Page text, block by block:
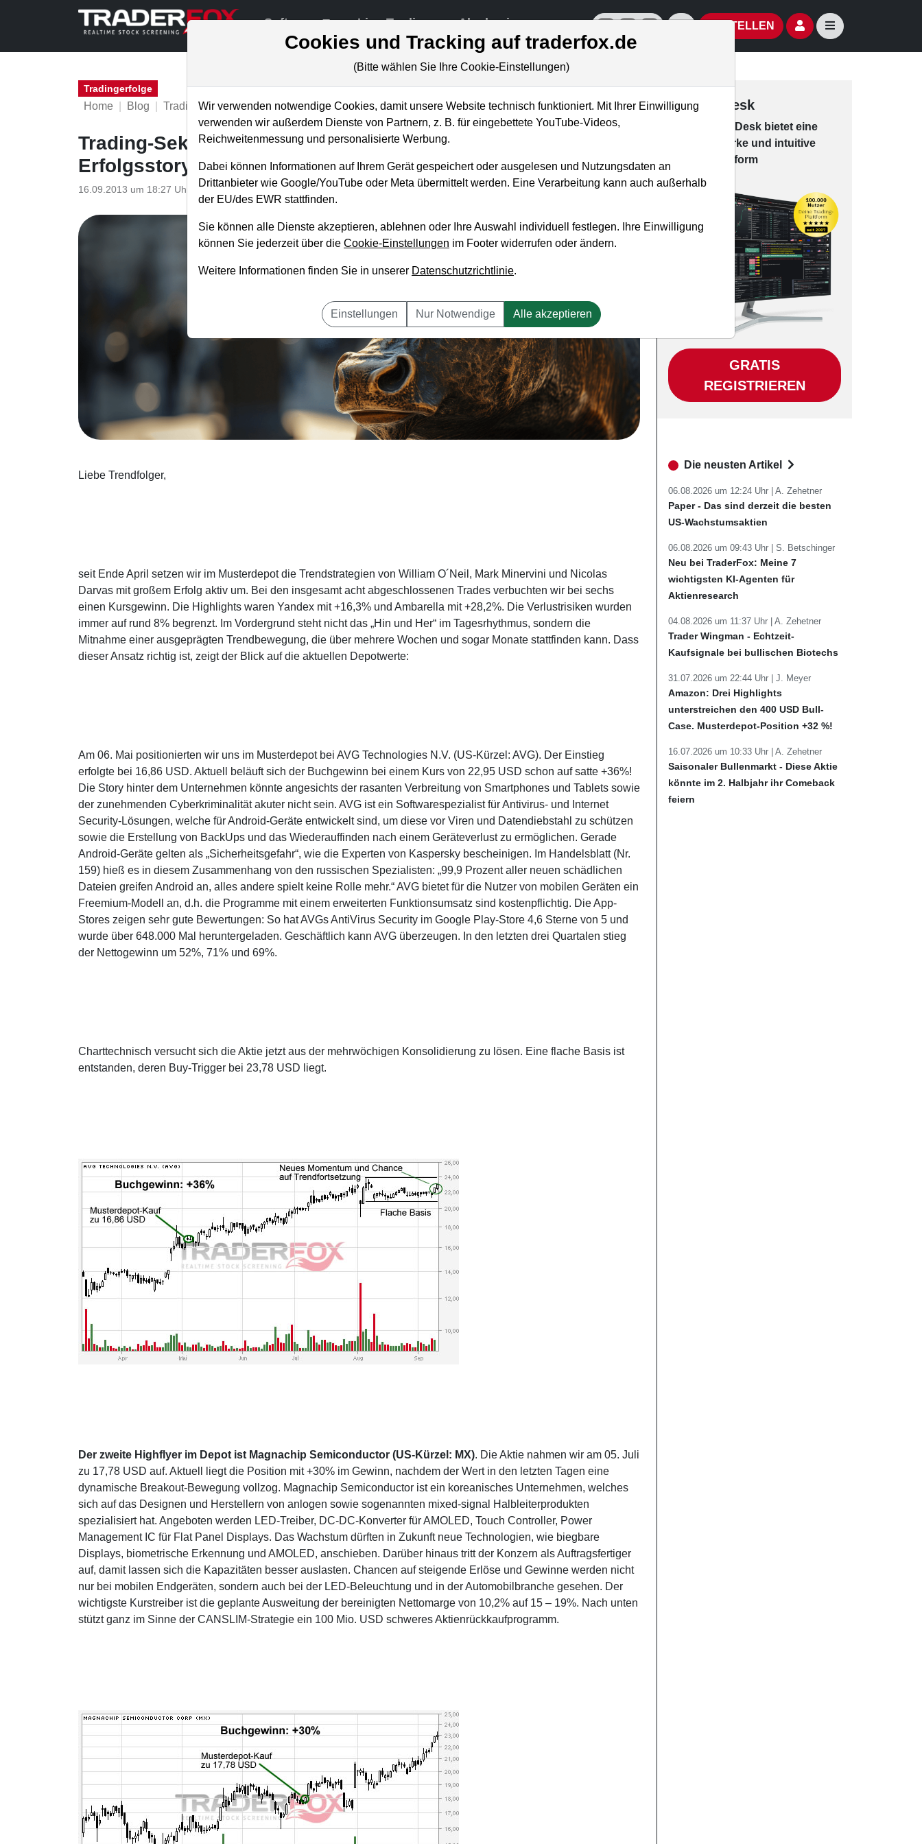
Software Live-Trading Akademie offizielle Social Media-AccountsAktien- und Artikelsuche öffnen
BESTELLEN Seitennavigation
Tradingerfolge
Home Blog Tradingerfolge
Trading-Sektion "Trendfolge- und Wachstumsaktien". Eine
Erfolgsstory! (Leseprobe)
16.09.2013 um 18:27 Uhr TraderFox GmbH
Liebe Trendfolger,
seit Ende April setzen wir im Musterdepot die Trendstrategien von William O´Neil, Mark Minervini und Nicolas
Darvas mit großem Erfolg aktiv um. Bei den insgesamt acht abgeschlossenen Trades verbuchten wir bei sechs
einen Kursgewinn. Die Highlights waren Yandex mit +16,3% und Ambarella mit +28,2%. Die Verlustrisiken wurden
immer auf rund 8% begrenzt. Im Vordergrund steht nicht das „Hin und Her“ im Tagesrhythmus, sondern die
Mitnahme einer ausgeprägten Trendbewegung, die über mehrere Wochen und sogar Monate stattfinden kann. Dass
dieser Ansatz richtig ist, zeigt der Blick auf die aktuellen Depotwerte:
Am 06. Mai positionierten wir uns im Musterdepot bei AVG Technologies N.V. (US-Kürzel: AVG). Der Einstieg
erfolgte bei 16,86 USD. Aktuell beläuft sich der Buchgewinn bei einem Kurs von 22,95 USD schon auf satte +36%!
Die Story hinter dem Unternehmen könnte angesichts der rasanten Verbreitung von Smartphones und Tablets sowie
der zunehmenden Cyberkriminalität akuter nicht sein. AVG ist ein Softwarespezialist für Antivirus- und Internet
Security-Lösungen, welche für Android-Geräte entwickelt sind, um diese vor Viren und Datendiebstahl zu schützen
sowie die Erstellung von BackUps und das Wiederauffinden nach einem Geräteverlust zu ermöglichen. Gerade
Android-Geräte gelten als „Sicherheitsgefahr“, wie die Experten von Kaspersky bescheinigen. Im Handelsblatt (Nr.
159) hieß es in diesem Zusammenhang von den russischen Spezialisten: „99,9 Prozent aller neuen schädlichen
Dateien greifen Android an, alles andere spielt keine Rolle mehr.“ AVG bietet für die Nutzer von mobilen Geräten ein
Freemium-Modell an, d.h. die Programme mit einem erweiterten Funktionsumsatz sind kostenpflichtig. Die App-
Stores zeigen sehr gute Bewertungen: So hat AVGs AntiVirus Security im Google Play-Store 4,6 Sterne von 5 und
wurde über 648.000 Mal heruntergeladen. Geschäftlich kann AVG überzeugen. In den letzten drei Quartalen stieg
der Nettogewinn um 52%, 71% und 69%.
Charttechnisch versucht sich die Aktie jetzt aus der mehrwöchigen Konsolidierung zu lösen. Eine flache Basis ist
entstanden, deren Buy-Trigger bei 23,78 USD liegt.
Der zweite Highflyer im Depot ist Magnachip Semiconductor (US-Kürzel: MX). Die Aktie nahmen wir am 05. Juli
zu 17,78 USD auf. Aktuell liegt die Position mit +30% im Gewinn, nachdem der Wert in den letzten Tagen eine
dynamische Breakout-Bewegung vollzog. Magnachip Semiconductor ist ein koreanisches Unternehmen, welches
sich auf das Designen und Herstellern von anlogen sowie sogenannten mixed-signal Halbleiterprodukten
spezialisiert hat. Angeboten werden LED-Treiber, DC-DC-Konverter für AMOLED, Touch Controller, Power
Management IC für Flat Panel Displays. Das Wachstum dürften in Zukunft neue Technologien, wie biegbare
Displays, biometrische Erkennung und AMOLED, anschieben. Darüber hinaus tritt der Konzern als Auftragsfertiger
auf, damit lassen sich die Kapazitäten besser auslasten. Chancen auf steigende Erlöse und Gewinne werden nicht
nur bei mobilen Endgeräten, sondern auch bei der LED-Beleuchtung und in der Automobilbranche gesehen. Der
wichtigste Kurstreiber ist die geplante Ausweitung der bereinigten Nettomarge von 10,2% auf 15 – 19%. Nach unten
stützt ganz im Sinne der CANSLIM-Strategie ein 100 Mio. USD schweres Aktienrückkaufprogramm.
Trading-Desk
Desk bie­tet eine
leis­tungs­star­ke und in­tui­tive
Han­dels­platt­form
GRATIS
REGISTRIEREN
Die neusten Artikel
06.08.2026 um 12:24 Uhr | A. Zehetner
Paper - Das sind derzeit die besten
US-Wachstumsaktien
06.08.2026 um 09:43 Uhr | S. Betschinger
Neu bei TraderFox: Meine 7
wichtigsten KI-Agenten für
Aktienresearch
04.08.2026 um 11:37 Uhr | A. Zehetner
Trader Wingman - Echtzeit-
Kaufsignale bei bullischen Biotechs
31.07.2026 um 22:44 Uhr | J. Meyer
Amazon: Drei Highlights
unterstreichen den 400 USD Bull-
Case. Musterdepot-Position +32 %!
16.07.2026 um 10:33 Uhr | A. Zehetner
Saisonaler Bullenmarkt - Diese Aktie
könnte im 2. Halbjahr ihr Comeback
feiern
Cookies und Tracking auf traderfox.de
(Bitte wählen Sie Ihre Cookie-Einstellungen)
Wir verwenden notwendige Cookies, damit unsere Website technisch funktioniert. Mit Ihrer Einwilligung
verwenden wir außerdem Dienste von Partnern, z. B. für eingebettete YouTube-Videos,
Reichweitenmessung und personalisierte Werbung.
Dabei können Informationen auf Ihrem Gerät gespeichert oder ausgelesen und Nutzungsdaten an
Drittanbieter wie Google/YouTube oder Meta übermittelt werden. Eine Verarbeitung kann auch außerhalb
der EU/des EWR stattfinden.
Sie können alle Dienste akzeptieren, ablehnen oder Ihre Auswahl individuell festlegen. Ihre Einwilligung
können Sie jederzeit über die Cookie-Einstellungen im Footer widerrufen oder ändern.
Weitere Informationen finden Sie in unserer Datenschutzrichtlinie.
Einstellungen Nur Notwendige Alle akzeptieren